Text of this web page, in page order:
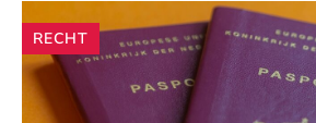
Andere
artikelen
RECHT